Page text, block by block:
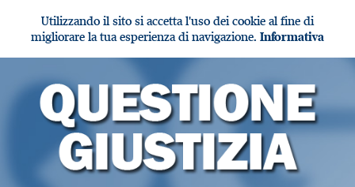
Utilizzando il sito si accetta l'uso dei cookie al fine di
migliorare la tua esperienza di navigazione. Informativa